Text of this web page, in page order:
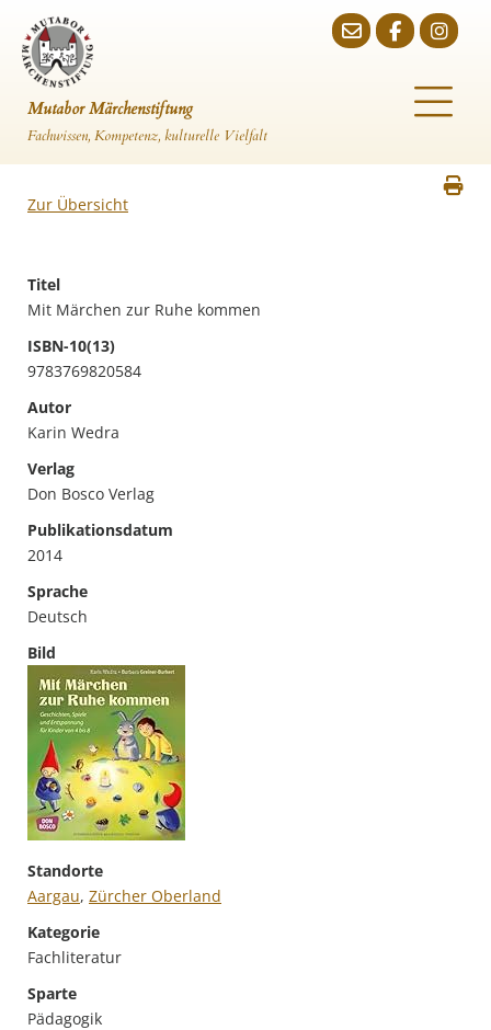
Mutabor Märchenstiftung
Fachwissen, Kompetenz, kulturelle Vielfalt
Zur Übersicht
Titel
Mit Märchen zur Ruhe kommen
ISBN-10(13)
9783769820584
Autor
Karin Wedra
Verlag
Don Bosco Verlag
Publikationsdatum
2014
Sprache
Deutsch
Bild
Standorte
Aargau, Zürcher Oberland
Kategorie
Fachliteratur
Sparte
Pädagogik